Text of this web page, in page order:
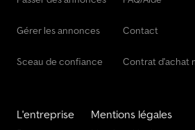
Gérer les annonces
Sceau de confiance
Contact
Contrat d'achat
L'entreprise Mentions légales